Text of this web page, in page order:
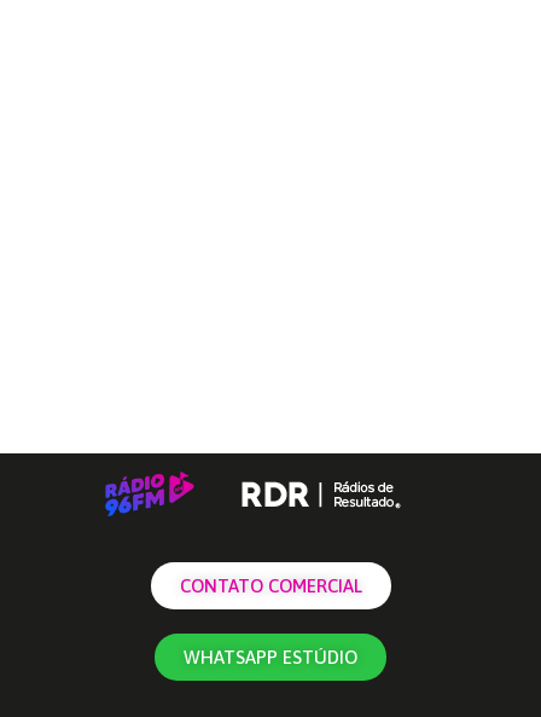
CONTATO COMERCIAL
WHATSAPP ESTÚDIO